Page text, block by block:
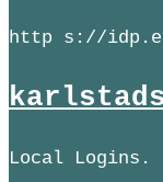
http s://
karlstads
Local Logins.